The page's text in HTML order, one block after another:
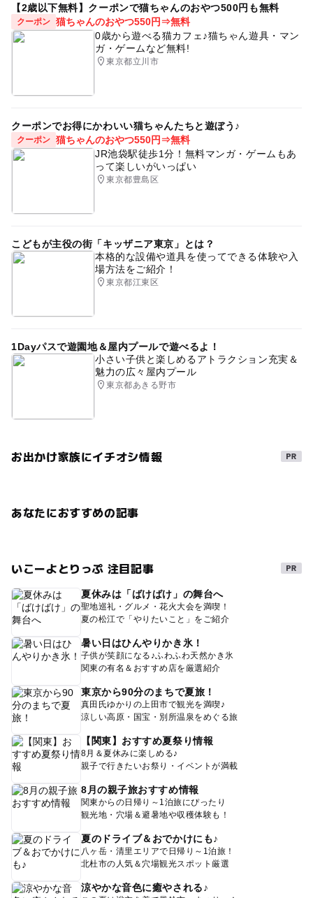
【2歳以下無料】クーポンで猫ちゃんのおやつ500円も無料
クーポン 猫ちゃんのおやつ550円⇒無料
0歳から遊べる猫カフェ♪猫ちゃん遊具・マン
ガ・ゲームなど無料!
東京都立川市
クーポンでお得にかわいい猫ちゃんたちと遊ぼう♪
クーポン 猫ちゃんのおやつ550円⇒無料
JR池袋駅徒歩1分！無料マンガ・ゲームもあ
って楽しいがいっぱい
東京都豊島区
こどもが主役の街「キッザニア東京」とは？
本格的な設備や道具を使ってできる体験や入
場方法をご紹介！
東京都江東区
1Dayパスで遊園地＆屋内プールで遊べるよ！
小さい子供と楽しめるアトラクション充実＆
魅力の広々屋内プール
東京都あきる野市
お出かけ家族にイチオシ情報
あなたにおすすめの記事
いこーよとりっぷ 注目記事
夏休みは「ばけばけ」の舞台へ
聖地巡礼・グルメ・花火大会を満喫！
夏の松江で「やりたいこと」をご紹介
暑い日はひんやりかき氷！
子供が笑顔になる♪ふわふわ天然かき氷
関東の有名＆おすすめ店を厳選紹介
東京から90分のまちで夏旅！
真田氏ゆかりの上田市で観光を満喫♪
涼しい高原・国宝・別所温泉をめぐる旅
【関東】おすすめ夏祭り情報
8月＆夏休みに楽しめる♪
親子で行きたいお祭り・イベントが満載
8月の親子旅おすすめ情報
関東からの日帰り～1泊旅にぴったり
観光地・穴場＆避暑地や収穫体験も！
夏のドライブ＆おでかけにも♪
八ヶ岳・清里エリアで日帰り～1泊旅！
北杜市の人気＆穴場観光スポット厳選
涼やかな音色に癒やされる♪